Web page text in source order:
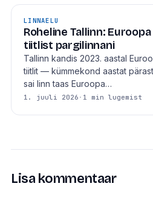
LINNAELU
Roheline Tallinn:
tiitlist pargilinnani
Tallinn kandis 2023. aastal
tiitlit — kümmekond aastat
sai linn taas Euroopa…
1. juuli 2026 · 1 min lugemist
Lisa kommentaar